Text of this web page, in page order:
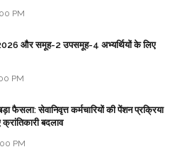
PM
और समूह-2 उपसमूह-4 अभ्यर्थियों के लिए
PM
फैसला: सेवानिवृत्त कर्मचारियों की पेंशन प्रक्रिया
बदलाव
PM